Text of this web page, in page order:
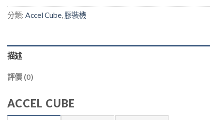
分類: Accel Cube, 膠裝機
描述
評價 (0)
ACCEL CUBE